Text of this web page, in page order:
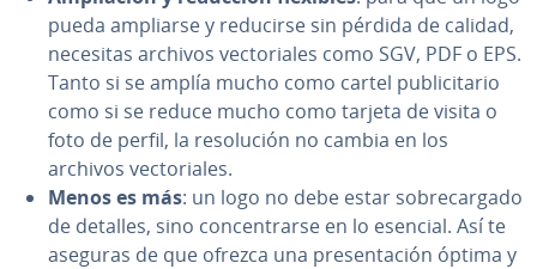
pueda ampliarse y reducirse sin pérdida de calidad,
necesitas archivos ve­c­to­ria­les como SGV, PDF o EPS.
Tanto si se amplía mucho como cartel pu­bli­ci­ta­rio
como si se reduce mucho como tarjeta de visita o
foto de perfil, la re­so­lu­ción no cambia en los
archivos ve­c­to­ria­les.
Menos es más: un logo no debe estar so­bre­ca­r­ga­do
de detalles, sino co­n­ce­n­trar­se en lo esencial. Así te
aseguras de que ofrezca una pre­se­n­ta­ción óptima y